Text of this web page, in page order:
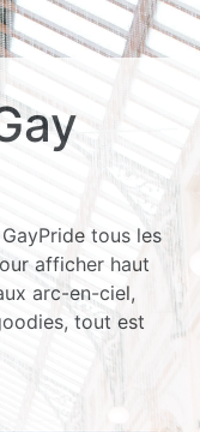
tous les
afficher haut
arc-en-ciel,
tout est